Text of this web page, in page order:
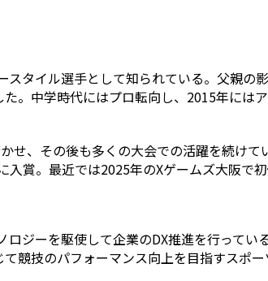
タイル選手として知られている。父親
。中学時代にはプロ転向し、2015年には
せ、その後も多くの大会での活躍を続け
賞。最近では2025年のXゲームズ大阪で
ジーを駆使して企業のDX推進を行って
競技のパフォーマンス向上を目指すスポ